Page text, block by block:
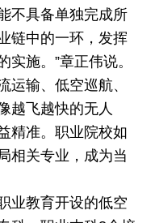
不具备单独完成所
链中的一环，发挥
施。”章正伟说。
运输、低空巡航、
越飞越快的无人
精准。职业院校如
相关专业，成为当
业教育开设的低空